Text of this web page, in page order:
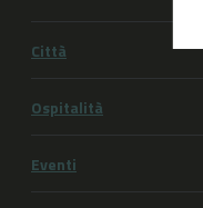
Città
Ospitalità
Eventi